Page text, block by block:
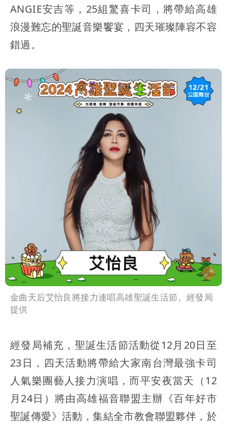
ANGIE安吉等，25組驚喜卡司，將帶給高雄
浪漫難忘的聖誕音樂饗宴，四天璀璨陣容不容
錯過。
金曲天后艾怡良將接力連唱高雄聖誕生活節。經發局
提供
經發局補充，聖誕生活節活動從12月20日至
23日，四天活動將帶給大家南台灣最強卡司
人氣樂團藝人接力演唱，而平安夜當天（12
月24日）將由高雄福音聯盟主辦《百年好市
聖誕傳愛》活動，集結全市教會聯盟夥伴，於